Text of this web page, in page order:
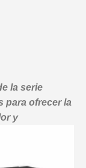
la serie
para ofrecer la
y